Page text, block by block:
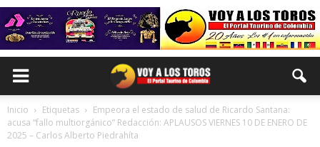
Inicio Etiquetas
Empeora el estado de salud de Ricardo Santana:
acusa “fallo multiorgánico” Redacción: APLAUSOS VIERNES 10 DE ENERO DE
2025 – Carlos Alberto Piedrahíta